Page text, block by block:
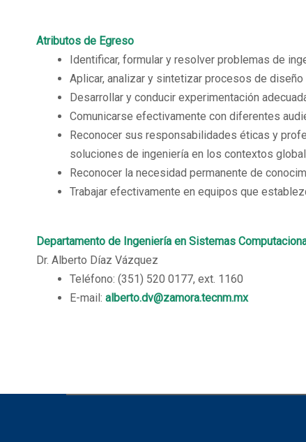
Atributos de Egreso
Identificar, formular y resolver problemas de
Aplicar, analizar y sintetizar procesos de
Desarrollar y conducir experimentación
Comunicarse efectivamente con diferentes
Reconocer sus responsabilidades éticas y
soluciones de ingeniería en los contextos
Reconocer la necesidad permanente de
Trabajar efectivamente en equipos que
Departamento de Ingeniería en Sistemas
Dr. Alberto Díaz Vázquez
Teléfono: (351) 520 0177, ext. 1160
E-mail: alberto.dv@zamora.tecnm.mx